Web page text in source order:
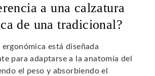
a una calzatura
de una tradicional?
está diseñada
para adaptarse a la anatomía del
el peso y absorbiendo el